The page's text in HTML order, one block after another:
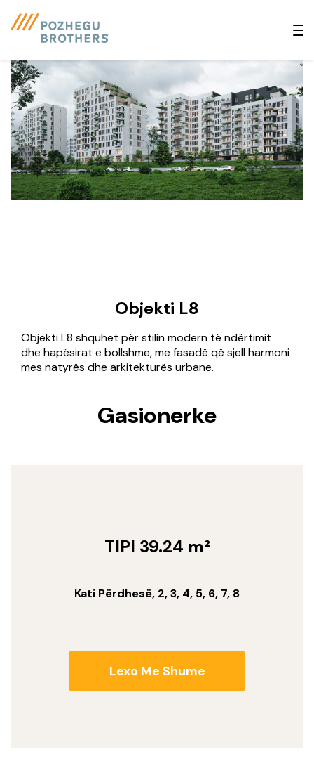
Objekti L8
Objekti L8 shquhet për stilin modern të ndërtimit
dhe hapësirat e bollshme, me fasadë që sjell harmoni
mes natyrës dhe arkitekturës urbane.
Gasionerke
TIPI 39.24 m²
Kati Përdhesë, 2, 3, 4, 5, 6, 7, 8
Lexo Me Shume